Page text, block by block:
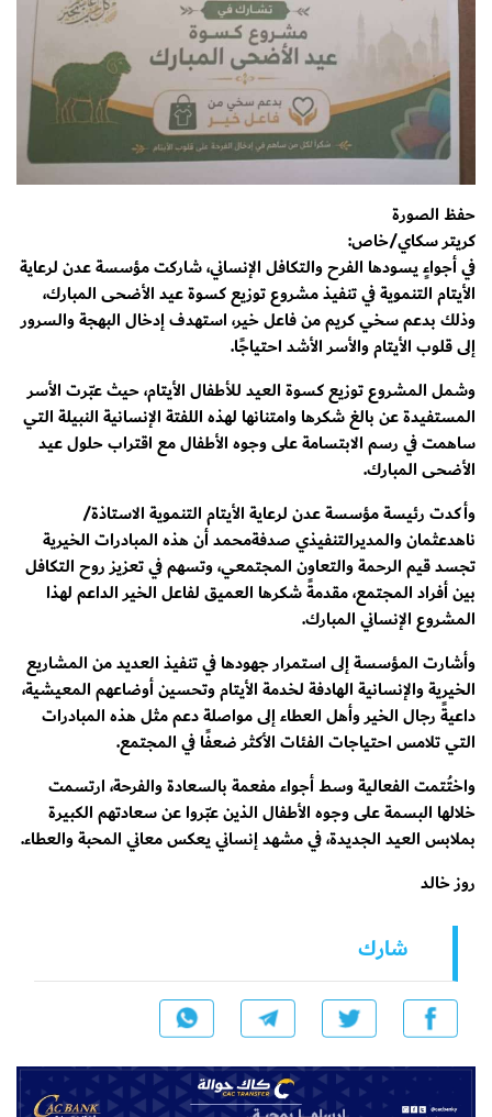
حفظ الصورة
كريتر سكاي/خاص:
في أجواءٍ يسودها الفرح والتكافل الإنساني، شاركت مؤسسة عدن لرعاية
الأيتام التنموية في تنفيذ مشروع توزيع كسوة عيد الأضحى المبارك،
وذلك بدعم سخي كريم من فاعل خير، استهدف إدخال البهجة والسرور
إلى قلوب الأيتام والأسر الأشد احتياجًا.
وشمل المشروع توزيع كسوة العيد للأطفال الأيتام، حيث عبّرت الأسر
المستفيدة عن بالغ شكرها وامتنانها لهذه اللفتة الإنسانية النبيلة التي
ساهمت في رسم الابتسامة على وجوه الأطفال مع اقتراب حلول عيد
الأضحى المبارك.
وأكدت رئيسة مؤسسة عدن لرعاية الأيتام التنموية الاستاذة/
ناهدعثمان والمديرالتنفيذي صدفةمحمد أن هذه المبادرات الخيرية
تجسد قيم الرحمة والتعاون المجتمعي، وتسهم في تعزيز روح التكافل
بين أفراد المجتمع، مقدمةً شكرها العميق لفاعل الخير الداعم لهذا
المشروع الإنساني المبارك.
وأشارت المؤسسة إلى استمرار جهودها في تنفيذ العديد من المشاريع
الخيرية والإنسانية الهادفة لخدمة الأيتام وتحسين أوضاعهم المعيشية،
داعيةً رجال الخير وأهل العطاء إلى مواصلة دعم مثل هذه المبادرات
التي تلامس احتياجات الفئات الأكثر ضعفًا في المجتمع.
واختُتمت الفعالية وسط أجواء مفعمة بالسعادة والفرحة، ارتسمت
خلالها البسمة على وجوه الأطفال الذين عبّروا عن سعادتهم الكبيرة
بملابس العيد الجديدة، في مشهد إنساني يعكس معاني المحبة والعطاء.
روز خالد
شارك